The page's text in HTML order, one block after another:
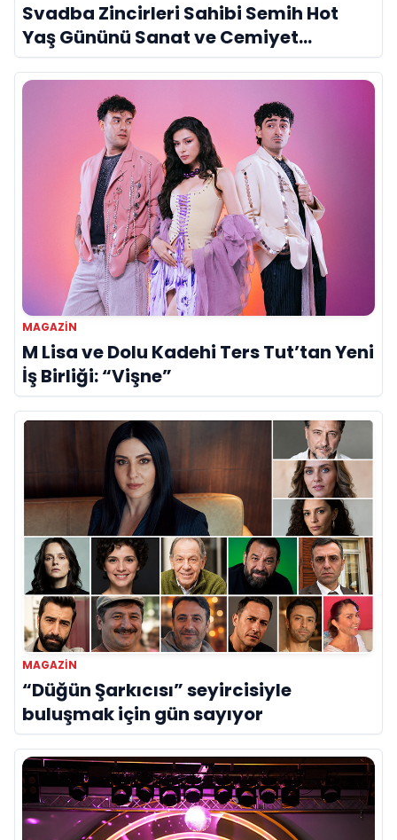
Svadba Zincirleri Sahibi Semih Hot
Yaş Gününü Sanat ve Cemiyet
Dünyasının Ünlü İsimleriyle Kutladı!
MAGAZİN
M Lisa ve Dolu Kadehi Ters Tut’tan Yeni
İş Birliği: “Vişne”
MAGAZİN
“Düğün Şarkıcısı” seyircisiyle
buluşmak için gün sayıyor